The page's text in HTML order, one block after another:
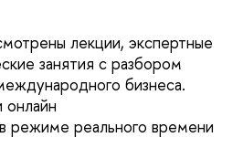
лекции, экспертные
занятия с разбором
бизнеса.
режиме реального времени